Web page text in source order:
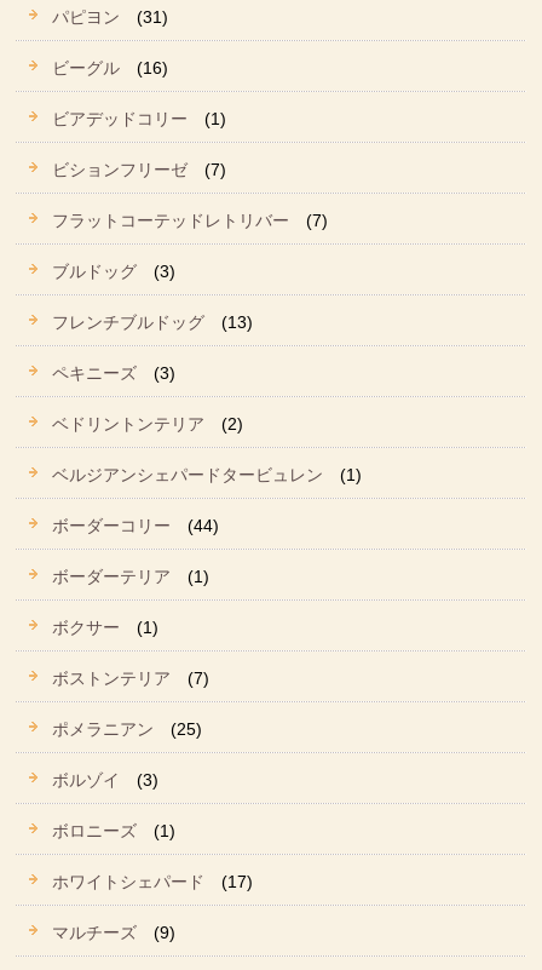
パピヨン (31)
ビーグル (16)
ビアデッドコリー (1)
ビションフリーゼ (7)
フラットコーテッドレトリバー (7)
ブルドッグ (3)
フレンチブルドッグ (13)
ペキニーズ (3)
ベドリントンテリア (2)
ベルジアンシェパードタービュレン (1)
ボーダーコリー (44)
ボーダーテリア (1)
ボクサー (1)
ボストンテリア (7)
ポメラニアン (25)
ボルゾイ (3)
ボロニーズ (1)
ホワイトシェパード (17)
マルチーズ (9)